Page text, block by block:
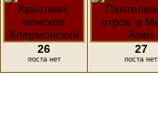
26
поста нет
27
поста нет